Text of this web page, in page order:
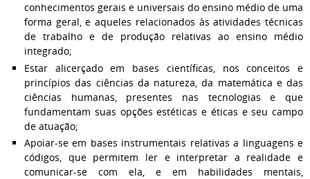
conhecimentos gerais e universais do ensino médio de uma
forma geral, e aqueles relacionados às atividades técnicas
de trabalho e de produção relativas ao ensino médio
integrado;
Estar alicerçado em bases científicas, nos conceitos e
princípios das ciências da natureza, da matemática e das
ciências humanas, presentes nas tecnologias e que
fundamentam suas opções estéticas e éticas e seu campo
de atuação;
Apoiar-se em bases instrumentais relativas a linguagens e
códigos, que permitem ler e interpretar a realidade e
comunicar-se com ela, e em habilidades mentais,